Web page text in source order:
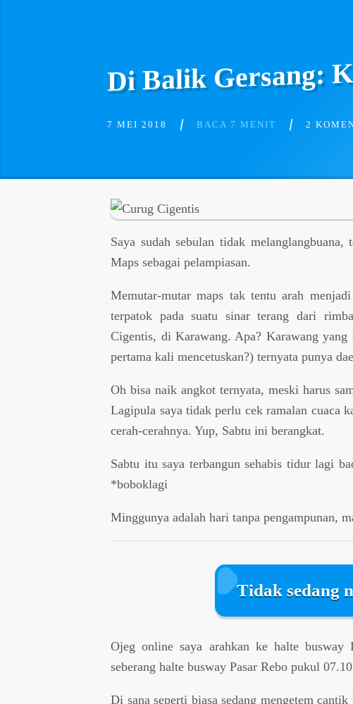
Di Balik Gersang:
7 MEI 2018 BACA 7 MENIT 2
Saya sudah sebulan tidak
Maps sebagai pelampiasan.
Memutar-mutar maps tak tentu arah
terpatok pada suatu sinar terang dari
Cigentis, di Karawang. Apa? Karawang yang
pertama kali mencetuskan?) ternyata punya
Oh bisa naik angkot ternyata, meski harus
Lagipula saya tidak perlu cek ramalan cuaca
cerah-cerahnya. Yup, Sabtu ini berangkat.
Sabtu itu saya terbangun sehabis tidur lagi
*boboklagi
Minggunya adalah hari tanpa pengampunan,
Tidak sedang
Ojeg online saya arahkan ke halte
seberang halte busway Pasar Rebo pukul
Di sana seperti biasa sedang mengetem